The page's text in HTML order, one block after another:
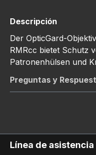
Descripción
Der OpticGard-
RMRcc bietet Schutz
Patronenhülsen und
Preguntas y
Línea de asistencia